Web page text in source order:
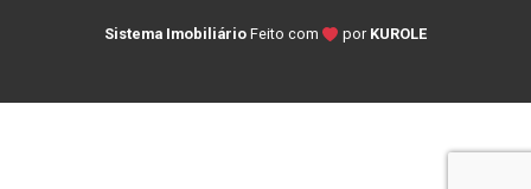
Sistema Imobiliário Feito com por KUROLE